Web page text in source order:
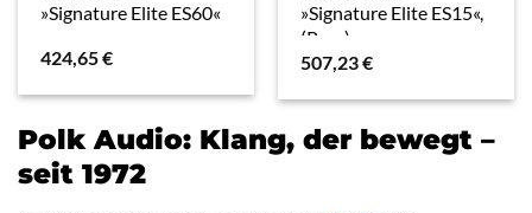
»Signature Elite ES60«
424,65€
»Signature Elite ES15«,
(Paar)
507,23€
Polk Audio: Klang, der bewegt –
seit 1972